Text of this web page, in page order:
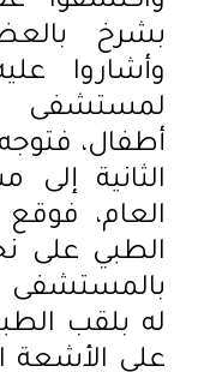
بشرخ
وأشاروا
لمستشفى
أطفال،
الثانية
العام،
الطبي على
بالمستشفى
له بلقب
على الأشعة